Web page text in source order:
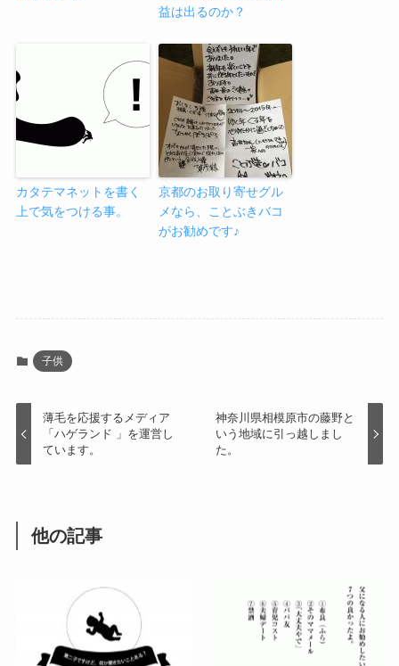
益は出るのか？
カタテマネットを書く
上で気をつける事。
京都のお取り寄せグル
メなら、ことぶきバコ
がお勧めです♪
子供
薄毛を応援するメディア
「ハゲランド 」を運営し
ています。
神奈川県相模原市の藤野と
いう地域に引っ越しまし
た。
他の記事